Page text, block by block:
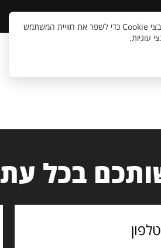
בכל עת
אנו משתמשים בקובצי Cookie כדי לשפר את חוויית המשתמש
עוגיות.